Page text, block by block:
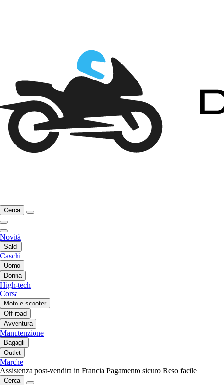
Cerca
Novità
Saldi
Caschi
Uomo
Donna
High-tech
Corsa
Moto e scooter
Off-road
Avventura
Manutenzione
Bagagli
Outlet
Marche
Assistenza post-vendita in Francia Pagamento sicuro Reso facile
Cerca